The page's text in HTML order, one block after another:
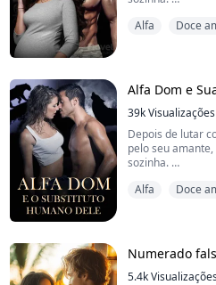
o esperma do
lobisomem ...
Alfa Doce
Alfa Dom e
39kVisualizações
Depois de lutar
pelo seu
sozinha.
o esperma do
lobisomem ...
Alfa Doce
Numerado
5.4kVisualizações